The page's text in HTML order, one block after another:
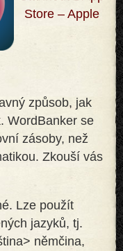
Store – Apple
způsob, jak
WordBanker se
zásoby, než
Zkouší vás
Lze použít
jazyků, tj.
němčina,